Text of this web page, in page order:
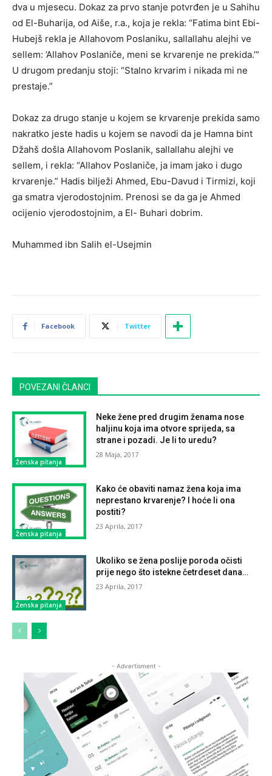
dva u mjesecu. Dokaz za prvo stanje potvrđen je u Sahihu
od El-Buharija, od Aiše, r.a., koja je rekla: “Fatima bint Ebi-
Hubejš rekla je Allahovom Poslaniku, sallallahu alejhi ve
sellem: ’Allahov Poslaniče, meni se krvarenje ne prekida.’”
U drugom predanju stoji: “Stalno krvarim i nikada mi ne
prestaje.”
Dokaz za drugo stanje u kojem se krvarenje prekida samo
nakratko jeste hadis u kojem se navodi da je Hamna bint
Džahš došla Allahovom Poslanik, sallallahu alejhi ve
sellem, i rekla: “Allahov Poslaniče, ja imam jako i dugo
krvarenje.” Hadis bilježi Ahmed, Ebu-Davud i Tirmizi, koji
ga smatra vjerodostojnim. Prenosi se da ga je Ahmed
ocijenio vjerodostojnim, a El- Buhari dobrim.
Muhammed ibn Salih el-Usejmin
Facebook Twitter
POVEZANI ČLANCI
Ženska pitanja
Neke žene pred drugim ženama nose
haljinu koja ima otvore sprijeda, sa
strane i pozadi. Je li to uredu?
28 Maja, 2017
Ženska pitanja
Kako će obaviti namaz žena koja ima
neprestano krvarenje? I hoće li ona
postiti?
23 Aprila, 2017
Ženska pitanja
Ukoliko se žena poslije poroda očisti
prije nego što istekne četrdeset dana…
23 Aprila, 2017
- Advertisment -